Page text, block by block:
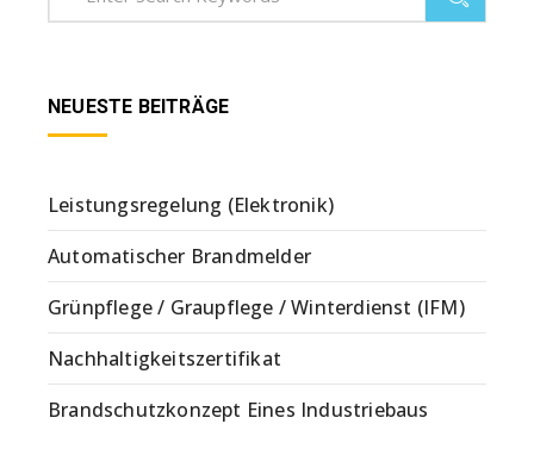
NEUESTE BEITRÄGE
Leistungsregelung (Elektronik)
Automatischer Brandmelder
Grünpflege / Graupflege / Winterdienst (IFM)
Nachhaltigkeitszertifikat
Brandschutzkonzept Eines Industriebaus